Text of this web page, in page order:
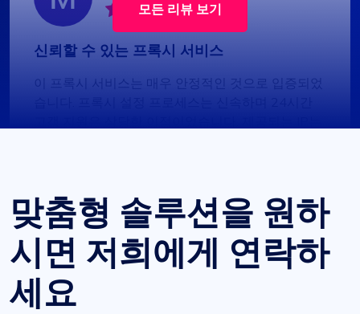
신뢰할 수 있는 프록시 서비스
이 프록시 서비스는 매우 안정적인 것으로 입증되었
확실히 가치 있는 옵션입니다.
모든 리뷰 보기
맞춤형 솔루션을 원하
시면 저희에게 연락하
세요